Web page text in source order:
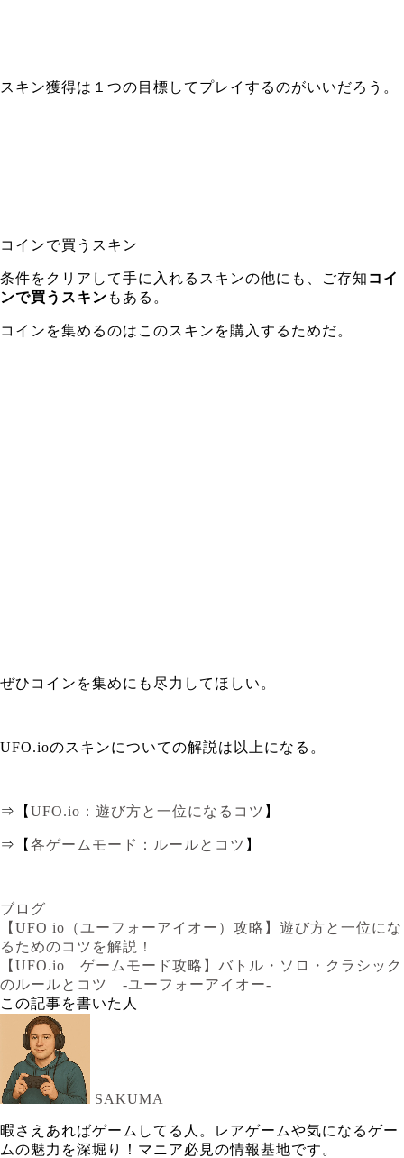
スキン獲得は１つの目標してプレイするのがいいだろう。
コインで買うスキン
条件をクリアして手に入れるスキンの他にも、ご存知 コイ
ンで買うスキン もある。
コインを集めるのはこのスキンを購入するためだ。
ぜひコインを集めにも尽力してほしい。
UFO.ioのスキンについての解説は以上になる。
⇒【 UFO.io：遊び方と一位になるコツ 】
⇒【 各ゲームモード：ルールとコツ 】
ブログ
【UFO io（ユーフォーアイオー）攻略】遊び方と一位にな
るためのコツを解説！
【UFO.io ゲームモード攻略】バトル・ソロ・クラシック
のルールとコツ -ユーフォーアイオー-
この記事を書いた人
SAKUMA
暇さえあればゲームしてる人。レアゲームや気になるゲー
ムの魅力を深堀り！マニア必見の情報基地です。